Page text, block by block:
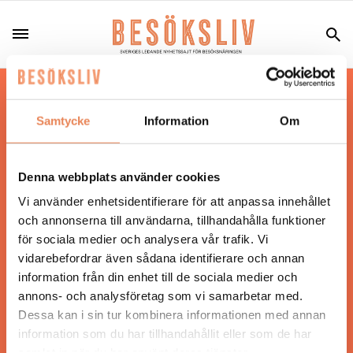
Samtycke Information Om
Denna webbplats använder cookies
Vi använder enhetsidentifierare för att anpassa innehållet
och annonserna till användarna, tillhandahålla funktioner
för sociala medier och analysera vår trafik. Vi
vidarebefordrar även sådana identifierare och annan
information från din enhet till de sociala medier och
annons- och analysföretag som vi samarbetar med.
Dessa kan i sin tur kombinera informationen med annan
information som du har tillhandahållit eller som de har
Hos oss läser du landets mest uppdaterade
nyheter och snackisar inom besöksnäringen.
Besöksliv i sin tryckta form är ett affärsmagasin
Tidningen ges ut avVisita
ANSVARIG UTGIVARE
Jonas Siljhammar
UPPHOVSRÄTT